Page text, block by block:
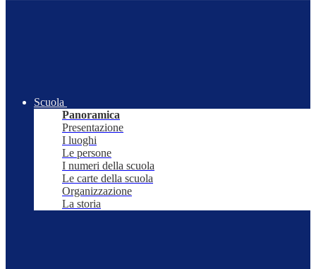
Scuola
Panoramica
Presentazione
I luoghi
Le persone
I numeri della scuola
Le carte della scuola
Organizzazione
La storia